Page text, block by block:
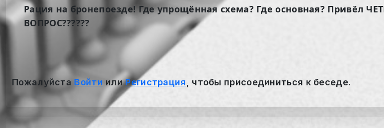
Рация на бронепоезде! Где упрощённая схема? Где основная? Привёл
ВОПРОС??????
Пожалуйста Войти илиРегистрация , чтобы присоединиться к беседе.